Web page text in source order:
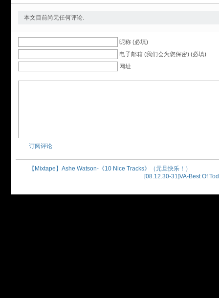
本文目前尚无任何评论.
昵称 (必填)
电子邮箱 (我们会为您保密) (必填)
网址
订阅评论
【Mixtape】Ashe Watson-《10 Nice Tracks》（元旦快乐！）
[08.12.30-31]VA-Best Of